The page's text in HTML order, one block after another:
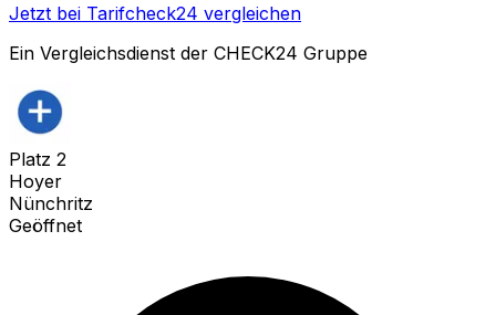
Jetzt bei Tarifcheck24 vergleichen
Ein Vergleichsdienst der CHECK24 Gruppe
Platz 2
Hoyer
Nünchritz
Geöffnet